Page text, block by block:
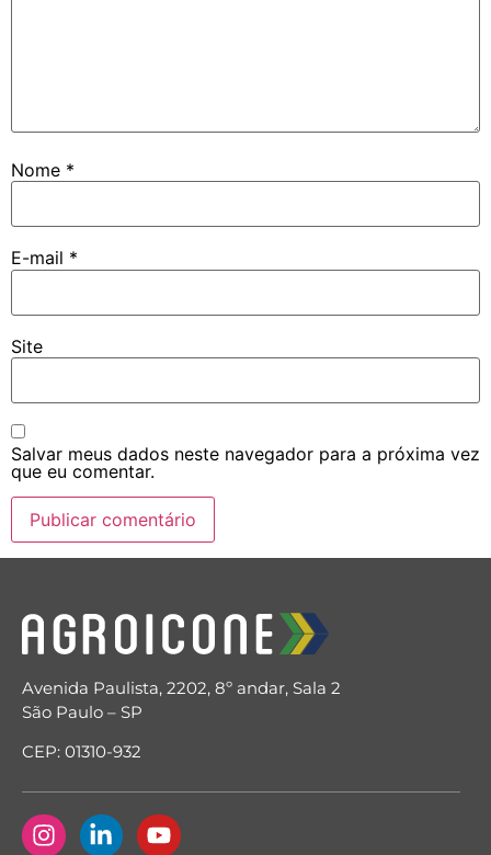
Nome *
E-mail *
Site
Salvar meus dados neste navegador para a próxima vez
que eu comentar.
Avenida Paulista, 2202, 8º andar, Sala 2
São Paulo – SP
CEP: 01310-932